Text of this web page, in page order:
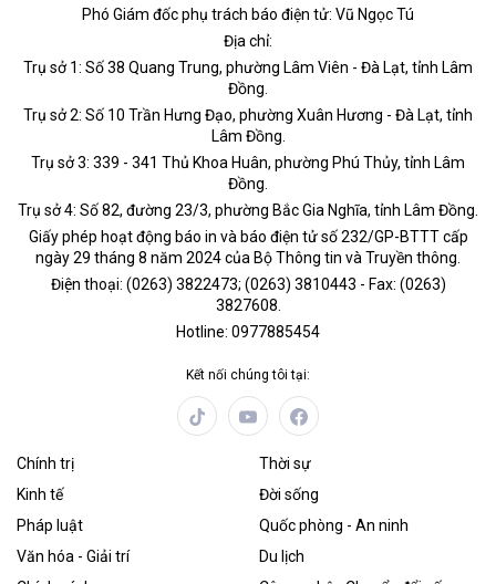
Phó Giám đốc phụ trách báo điện tử: Vũ Ngọc Tú
Địa chỉ:
Trụ sở 1: Số 38 Quang Trung, phường Lâm Viên - Đà Lạt, tỉnh Lâm
Đồng.
Trụ sở 2: Số 10 Trần Hưng Đạo, phường Xuân Hương - Đà Lạt, tỉnh
Lâm Đồng.
Trụ sở 3: 339 - 341 Thủ Khoa Huân, phường Phú Thủy, tỉnh Lâm
Đồng.
Trụ sở 4: Số 82, đường 23/3, phường Bắc Gia Nghĩa, tỉnh Lâm Đồng.
Giấy phép hoạt động báo in và báo điện tử số 232/GP-BTTT cấp
ngày 29 tháng 8 năm 2024 của Bộ Thông tin và Truyền thông.
Điện thoại: (0263) 3822473; (0263) 3810443 - Fax: (0263)
3827608.
Hotline: 0977885454
Kết nối chúng tôi tại:
Chính trị
Thời sự
Kinh tế
Đời sống
Pháp luật
Quốc phòng - An ninh
Văn hóa - Giải trí
Du lịch